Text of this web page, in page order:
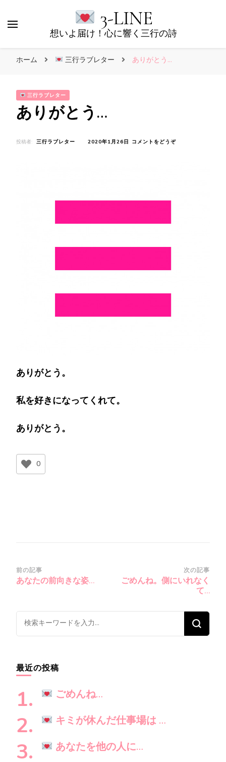
3-LINE
想いよ届け！心に響く三行の詩
ホーム 三行ラブレター ありがとう…
三行ラブレター
ありがとう…
投稿者: 三行ラブレター 2020年1月26日 コメントをどうぞ(あ
ありがとう。
私を好きになってくれて。
ありがとう。
0
投
稿
ビ
ゲ
ョ
前の記事
あなたの前向きな姿…
次の記事
ごめんね。側にいれなく
て…
な
に
お
探
し
で
す
か
?
最近の投稿
ごめんね…
キミが休んだ仕事場は …
あなたを他の人に…